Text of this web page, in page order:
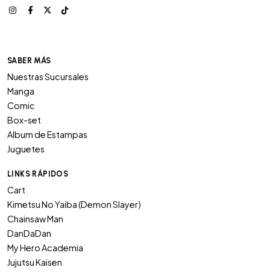
SABER MÁS
Nuestras Sucursales
Manga
Comic
Box-set
Album de Estampas
Juguetes
LINKS RÁPIDOS
Cart
Kimetsu No Yaiba (Demon Slayer)
Chainsaw Man
DanDaDan
My Hero Academia
Jujutsu Kaisen